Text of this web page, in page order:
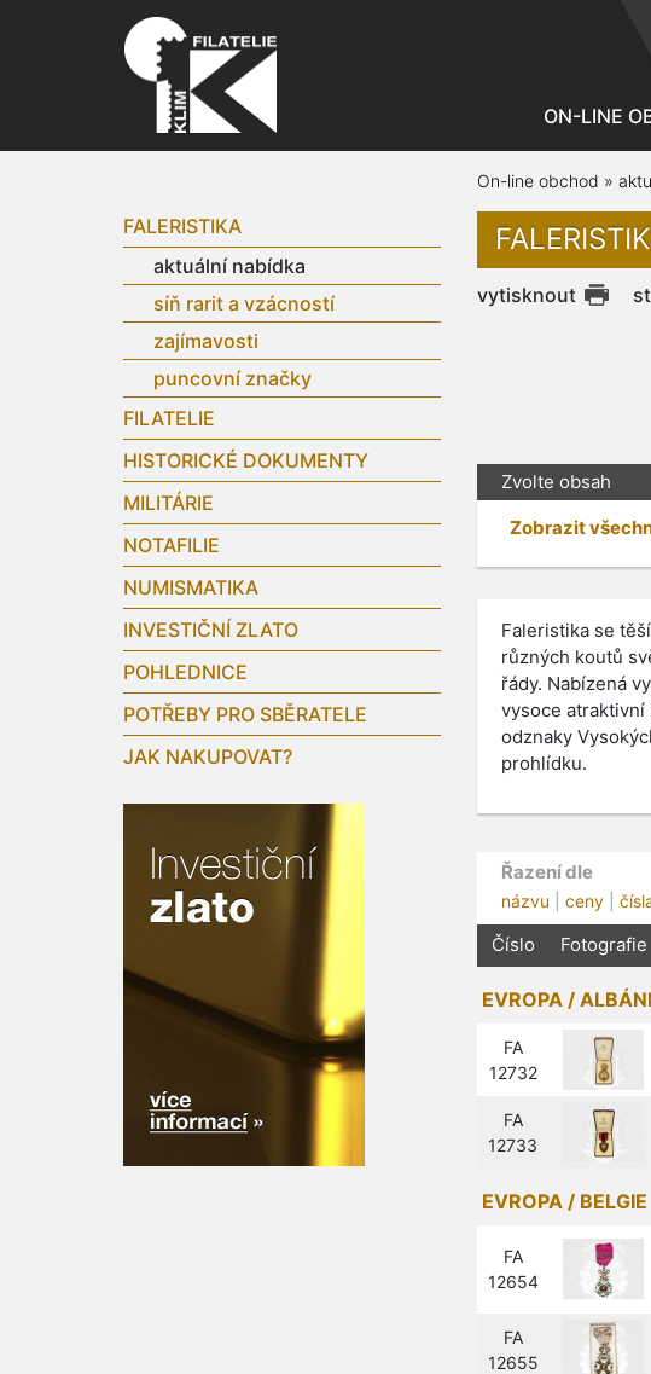
ON-LINE
FALERISTIKA
aktuální nabídka
síň rarit a vzácností
zajímavosti
puncovní značky
FILATELIE
HISTORICKÉ DOKUMENTY
MILITÁRIE
NOTAFILIE
NUMISMATIKA
INVESTIČNÍ ZLATO
POHLEDNICE
POTŘEBY PRO SBĚRATELE
JAK NAKUPOVAT?
On-line obchod »
vytisknout
Zvolte obsah
Zobrazit
Faleristika se
různých koutů
řády. Nabízená
vysoce atraktivní
odznaky
prohlídku.
Řazení dle
názvu ceny|
Číslo Fotografie
EVROPA /
FA
12732
FA
12733
EVROPA / BELGIE
FA
12654
FA
12655